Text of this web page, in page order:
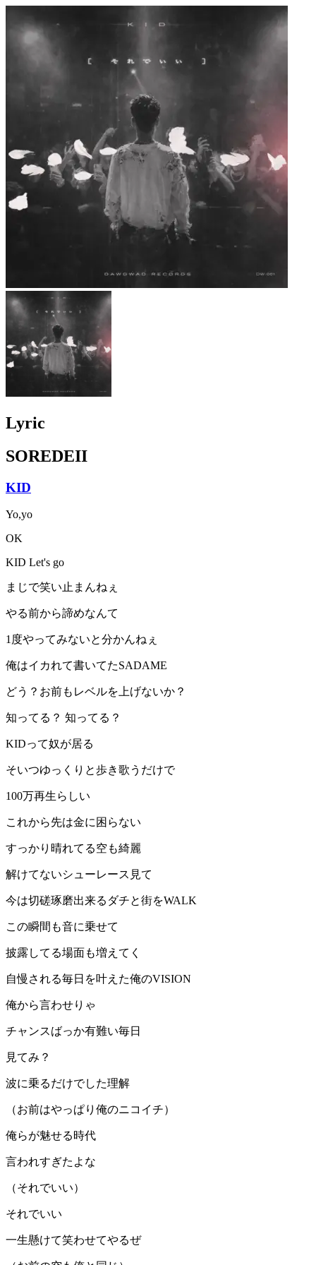
Lyric
SOREDEII
KID
Yo,yo
OK
KID Let's go
まじで笑い止まんねぇ
やる前から諦めなんて
1度やってみないと分かんねぇ
俺はイカれて書いてたSADAME
どう？お前もレベルを上げないか？
知ってる？ 知ってる？
KIDって奴が居る
そいつゆっくりと歩き歌うだけで
100万再生らしい
これから先は金に困らない
すっかり晴れてる空も綺麗
解けてないシューレース見て
今は切磋琢磨出来るダチと街をWALK
この瞬間も音に乗せて
披露してる場面も増えてく
自慢される毎日を叶えた俺のVISION
俺から言わせりゃ
チャンスばっか有難い毎日
見てみ？
波に乗るだけでした理解
（お前はやっぱり俺のニコイチ）
俺らが魅せる時代
言われすぎたよな
（それでいい）
それでいい
一生懸けて笑わせてやるぜ